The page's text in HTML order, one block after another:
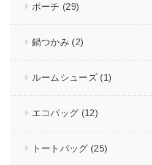
ポーチ (29)
鍋つかみ (2)
ルームシューズ (1)
エコバッグ (12)
トートバッグ (25)